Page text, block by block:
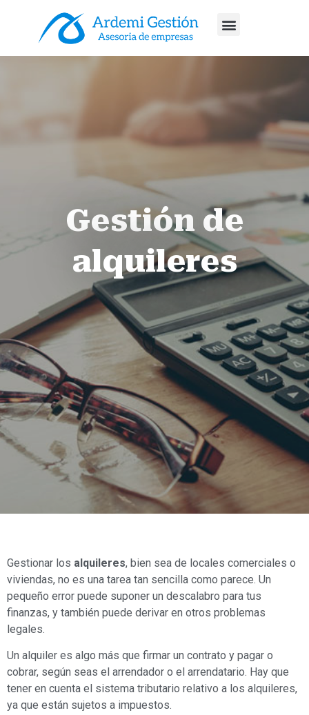
Gestión de
alquileres
Gestionar los alquileres, bien sea de locales comerciales o
viviendas, no es una tarea tan sencilla como parece. Un
pequeño error puede suponer un descalabro para tus
finanzas, y también puede derivar en otros problemas
legales.
Un alquiler es algo más que firmar un contrato y pagar o
cobrar, según seas el arrendador o el arrendatario. Hay que
tener en cuenta el sistema tributario relativo a los alquileres,
ya que están sujetos a impuestos.